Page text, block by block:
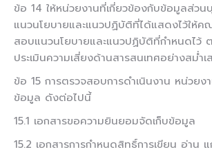
ข้อ 14 ให้หน่วยงานที่เกี่ยวข้องกับข้อมูลส่ว
แนวนโยบายและแนวปฏิบัติที่ได้แสดงไว้ให้ค
สอบแนวนโยบายและแนวปฏิบัติที่กำหนดไว้
ประเมินความเสี่ยงด้านสารสนเทศอย่างสม่ำเ
ข้อ 15 การตรวจสอบการดำเนินงาน หน่วย
ข้อมูล ดังต่อไปนี้
15.1 เอกสารขอความยินยอมจัดเก็บข้อมูล
15.2 เอกสารการกำหนดสิทธิ์การเขียน อ่าน